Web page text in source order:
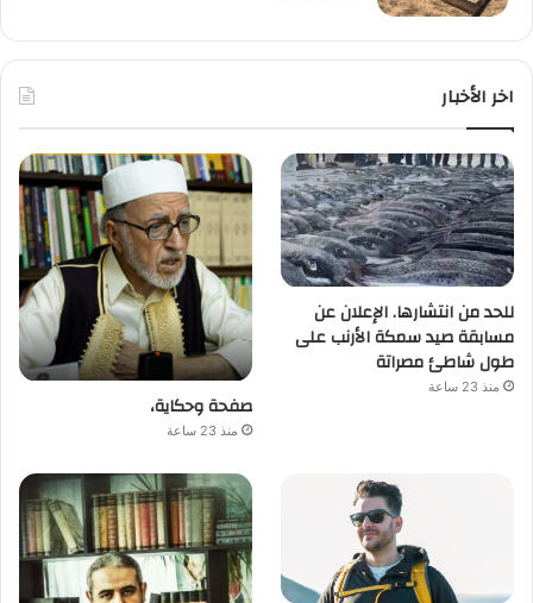
اخر الأخبار
للحد من انتشارها. الإعلان عن
مسابقة صيد سمكة الأرنب على
طول شاطئ مصراتة
منذ 23 ساعة
صفحة وحكاية،
منذ 23 ساعة